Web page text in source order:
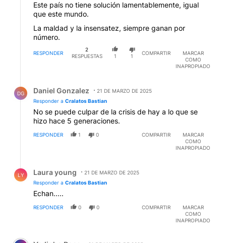
Este país no tiene solución lamentablemente, igual
que este mundo.
La maldad y la insensatez, siempre ganan por
número.
RESPONDER
2
RESPUESTAS
1 1
COMPARTIR
MARCAR
COMO
INAPROPIADO
DG Daniel Gonzalez
21 DE MARZO DE 2025
Responder a Cralatos Bastian
No se puede culpar de la crisis de hay a lo que se
hizo hace 5 generaciones.
RESPONDER 1 0 COMPARTIR
MARCAR
COMO
INAPROPIADO
LY Laura young
21 DE MARZO DE 2025
Responder a Cralatos Bastian
Echan.....
RESPONDER 0 0 COMPARTIR
MARCAR
COMO
INAPROPIADO
Comentario de Vadinho Boca.